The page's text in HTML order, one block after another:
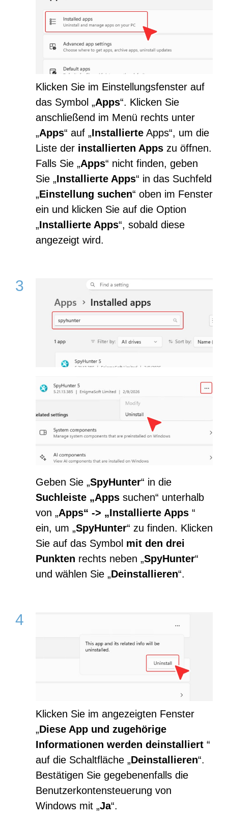
Klicken Sie im Einstellungsfenster auf
das Symbol „Apps“. Klicken Sie
anschließend im Menü rechts unter
„Apps“ auf „Installierte Apps“, um die
Liste der installierten Apps zu öffnen.
Falls Sie „Apps“ nicht finden, geben
Sie „Installierte Apps“ in das Suchfeld
„Einstellung suchen“ oben im Fenster
ein und klicken Sie auf die Option
„Installierte Apps“, sobald diese
angezeigt wird.
Geben Sie „SpyHunter“ in die
Suchleiste „Apps suchen“ unterhalb
von „Apps“ -> „Installierte Apps “
ein, um „SpyHunter“ zu finden. Klicken
Sie auf das Symbol mit den drei
Punkten rechts neben „SpyHunter“
und wählen Sie „Deinstallieren“.
Klicken Sie im angezeigten Fenster
„Diese App und zugehörige
Informationen werden deinstalliert “
auf die Schaltfläche „Deinstallieren“.
Bestätigen Sie gegebenenfalls die
Benutzerkontensteuerung von
Windows mit „Ja“.